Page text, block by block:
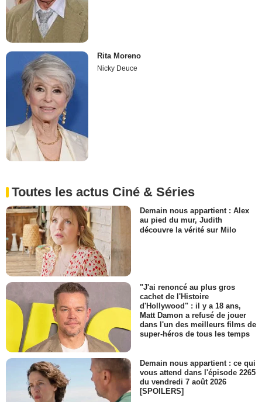
Rita Moreno
Nicky Deuce
Toutes les actus Ciné & Séries
Demain nous appartient : Alex
au pied du mur, Judith
découvre la vérité sur Milo
"J'ai renoncé au plus gros
cachet de l'Histoire
d'Hollywood" : il y a 18 ans,
Matt Damon a refusé de jouer
dans l'un des meilleurs films de
super-héros de tous les temps
Demain nous appartient : ce qui
vous attend dans l'épisode 2265
du vendredi 7 août 2026
[SPOILERS]